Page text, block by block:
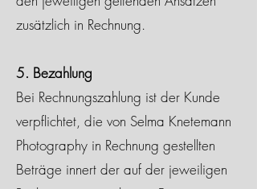
zusätzlich in Rechnung.
5. Bezahlung
Bei Rechnungszahlung ist der Kunde
verpflichtet, die von Selma Knetemann
Photography in Rechnung gestellten
Beträge innert der auf der jeweiligen